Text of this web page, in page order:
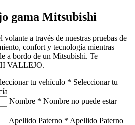
gama Mitsubishi
a través de nuestras pruebas de
confort y tecnología mientras
a bordo de un Mitsubishi. Te
VALLEJO.
tu vehículo * Seleccionar tu
Nombre * Nombre no puede estar
Apellido Paterno * Apellido Paterno